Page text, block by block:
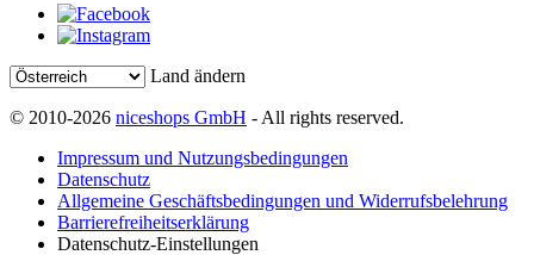
Land ändern
© 2010-2026 niceshops GmbH - All rights reserved.
Impressum und Nutzungsbedingungen
Datenschutz
Allgemeine Geschäftsbedingungen und Widerrufsbelehrung
Barrierefreiheitserklärung
Datenschutz-Einstellungen